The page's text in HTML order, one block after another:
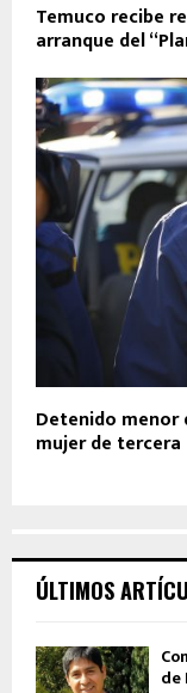
Temuco recibe
arranque del
Detenido menor
mujer de
ÚLTIMOS
de